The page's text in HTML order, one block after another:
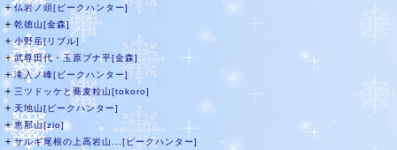
＋仏岩ノ頭[ピークハンター]
＋ 乾徳山[金森]
＋小野岳[リブル]
＋武尊田代・玉原ブナ平[金森]
＋滝入ノ峰[ピークハンター]
＋ 三ツドッケと蕎麦粒山[tokoro]
＋ 天地山[ピークハンター]
＋恵那山[zio]
＋サルギ尾根の上高岩山...[ピークハンター]